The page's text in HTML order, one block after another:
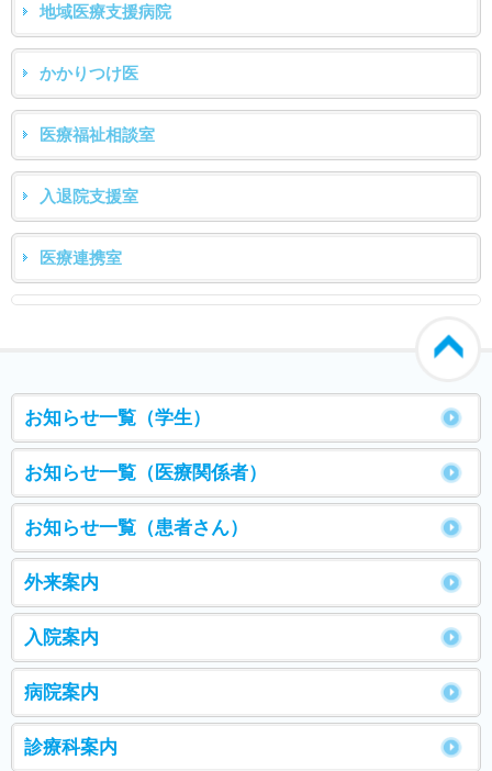
地域医療支援病院
かかりつけ医
医療福祉相談室
入退院支援室
医療連携室
お知らせ一覧（学生）
お知らせ一覧（医療関係者）
お知らせ一覧（患者さん）
外来案内
入院案内
病院案内
診療科案内